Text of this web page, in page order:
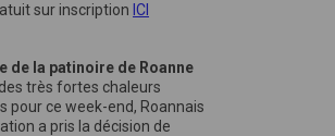
sur inscription ICI
de la patinoire de Roanne
très fortes chaleurs
pour ce week-end, Roannais
a pris la décision de